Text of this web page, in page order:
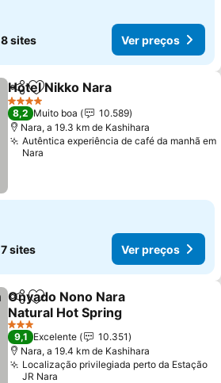
8 sites Ver preços
PartilharAdicionar aos favoritos
Hotel Nikko Nara
4 Estrelas
8,2 Muito boa
10.589
Nara, a 19.3 km de Kashihara
Autêntica experiência de café da manhã em
Nara
7 sites Ver preços
PartilharAdicionar aos favoritos
Onyado Nono Nara
Natural Hot Spring
3 Estrelas
9,1 Excelente
10.351
Nara, a 19.4 km de Kashihara
Localização privilegiada perto da Estação
JR Nara